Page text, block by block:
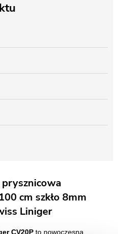
cm szkło 8mm
Liniger
CV20P to nowoczesna,